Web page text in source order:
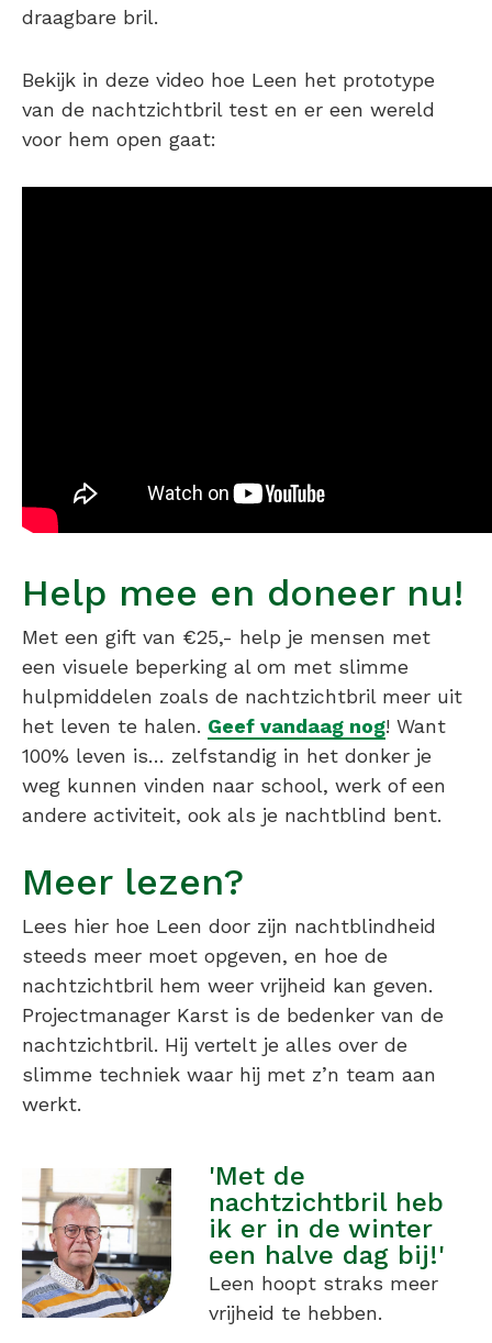
draagbare bril.
Bekijk in deze video hoe Leen het prototype
van de nachtzichtbril test en er een wereld
voor hem open gaat:
Help mee en doneer nu!
Met een gift van €25,- help je mensen met
een visuele beperking al om met slimme
hulpmiddelen zoals de nachtzichtbril meer uit
het leven te halen. Geef vandaag nog! Want
100% leven is… zelfstandig in het donker je
weg kunnen vinden naar school, werk of een
andere activiteit, ook als je nachtblind bent.
Meer lezen?
Lees hier hoe Leen door zijn nachtblindheid
steeds meer moet opgeven, en hoe de
nachtzichtbril hem weer vrijheid kan geven.
Projectmanager Karst is de bedenker van de
nachtzichtbril. Hij vertelt je alles over de
slimme techniek waar hij met z’n team aan
werkt.
'Met de
nachtzichtbril heb
ik er in de winter
een halve dag bij!'
Leen hoopt straks meer
vrijheid te hebben.